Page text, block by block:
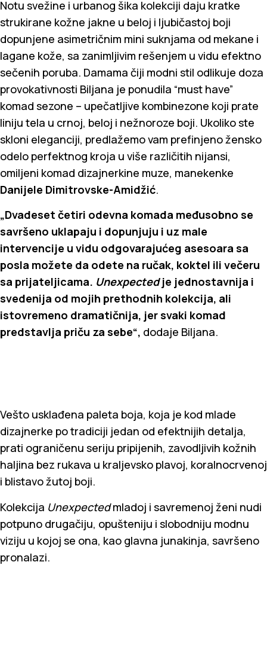
Notu svežine i urbanog šika kolekciji daju kratke
strukirane kožne jakne u beloj i ljubičastoj boji
dopunjene asimetričnim mini suknjama od mekane i
lagane kože, sa zanimljivim rešenjem u vidu efektno
sečenih poruba. Damama čiji modni stil odlikuje doza
provokativnosti Biljana je ponudila “must have”
komad sezone – upečatljive kombinezone koji prate
liniju tela u crnoj, beloj i nežnoroze boji. Ukoliko ste
skloni eleganciji, predlažemo vam prefinjeno žensko
odelo perfektnog kroja u više različitih nijansi,
omiljeni komad dizajnerkine muze, manekenke
Danijele Dimitrovske-Amidžić.
„Dvadeset četiri odevna komada međusobno se
savršeno uklapaju i dopunjuju i uz male
intervencije u vidu odgovarajućeg asesoara sa
posla možete da odete na ručak, koktel ili večeru
sa prijateljicama. Unexpectedje jednostavnija i
svedenija od mojih prethodnih kolekcija, ali
istovremeno dramatičnija, jer svaki komad
predstavlja priču za sebe“, dodaje Biljana.
Vešto usklađena paleta boja, koja je kod mlade
dizajnerke po tradiciji jedan od efektnijih detalja,
prati ograničenu seriju pripijenih, zavodljivih kožnih
haljina bez rukava u kraljevsko plavoj, koralnocrvenoj
i blistavo žutoj boji.
Kolekcija Unexpectedmladoj i savremenoj ženi nudi
potpuno drugačiju, opušteniju i slobodniju modnu
viziju u kojoj se ona, kao glavna junakinja, savršeno
pronalazi.